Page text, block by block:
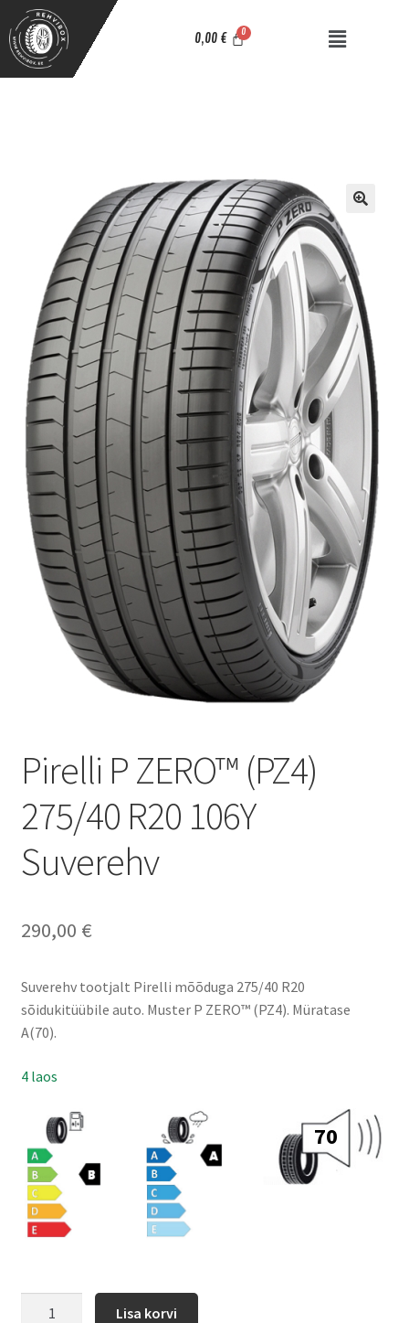
0,00 €
Pirelli P ZERO™ (PZ4)
275/40 R20 106Y
Suverehv
290,00 €
Suverehv tootjalt Pirelli mõõduga 275/40 R20
sõidukitüübile auto. Muster P ZERO™ (PZ4). Müratase
A(70).
4 laos
70
Lisa korvi